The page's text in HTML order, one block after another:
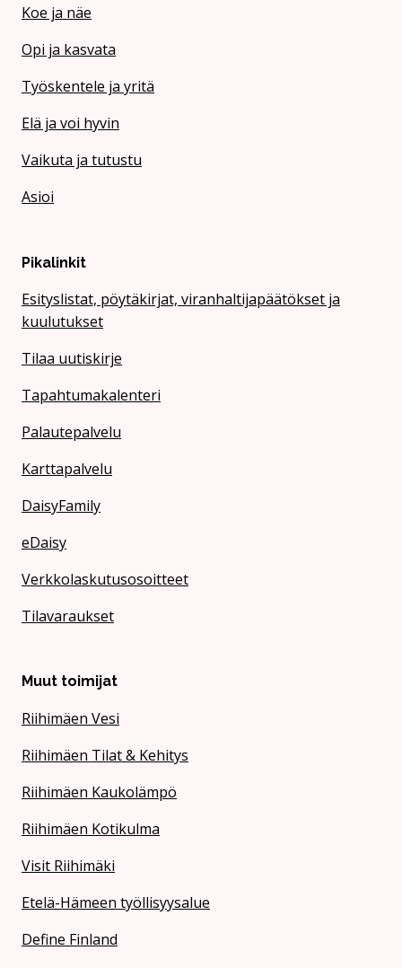
Koe ja näe
Opi ja kasvata
Työskentele ja yritä
Elä ja voi hyvin
Vaikuta ja tutustu
Asioi
Pikalinkit
Esityslistat, pöytäkirjat, viranhaltijapäätökset ja
kuulutukset
Tilaa uutiskirje
Tapahtumakalenteri
Palautepalvelu
Karttapalvelu
DaisyFamily
eDaisy
Verkkolaskutusosoitteet
Tilavaraukset
Muut toimijat
Riihimäen Vesi
Riihimäen Tilat & Kehitys
Riihimäen Kaukolämpö
Riihimäen Kotikulma
Visit Riihimäki
Etelä-Hämeen työllisyysalue
Define Finland